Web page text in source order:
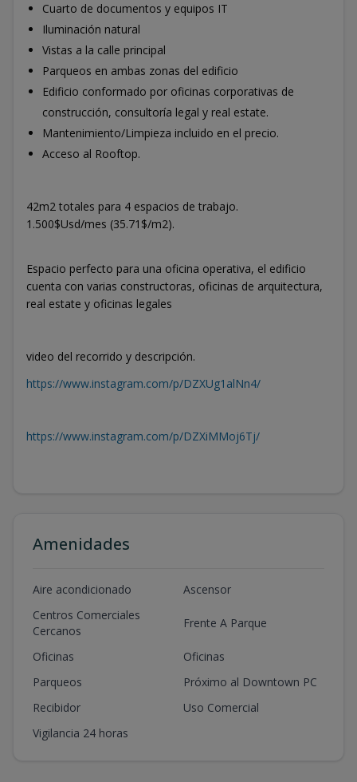
Cuarto de documentos y equipos IT
Iluminación natural
Vistas a la calle principal
Parqueos en ambas zonas del edificio
Edificio conformado por oficinas corporativas de
construcción, consultoría legal y real estate.
Mantenimiento/Limpieza incluido en el precio.
Acceso al Rooftop.
42m2 totales para 4 espacios de trabajo.
1.500$Usd/mes (35.71$/m2).
Espacio perfecto para una oficina operativa, el edificio
cuenta con varias constructoras, oficinas de arquitectura,
real estate y oficinas legales
video del recorrido y descripción.
https://www.instagram.com/p/DZXUg1alNn4/
https://www.instagram.com/p/DZXiMMoj6Tj/
Amenidades
Aire acondicionado
Ascensor
Centros Comerciales
Cercanos
Frente A Parque
Oficinas
Oficinas
Parqueos
Próximo al Downtown PC
Recibidor
Uso Comercial
Vigilancia 24 horas